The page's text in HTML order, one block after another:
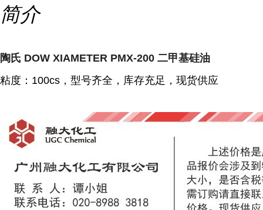
简介
陶氏 DOW XIAMETER PMX-200 二甲基硅油
粘度：100cs，型号齐全，库存充足，现货供应